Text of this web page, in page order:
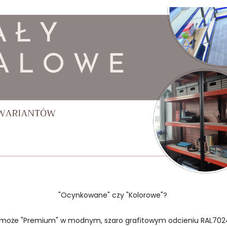
"Ocynkowane" czy "Kolorowe"?
"Premium" w modnym, szaro grafitowym odcieniu